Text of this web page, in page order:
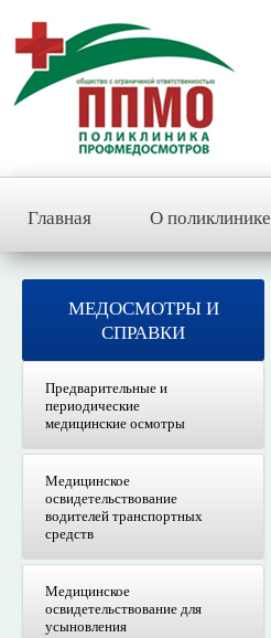
Главная О поликлинике
МЕДОСМОТРЫ И
СПРАВКИ
Предварительные и
периодические
медицинские осмотры
Медицинское
освидетельствование
водителей транспортных
средств
Медицинское
освидетельствование для
усыновления